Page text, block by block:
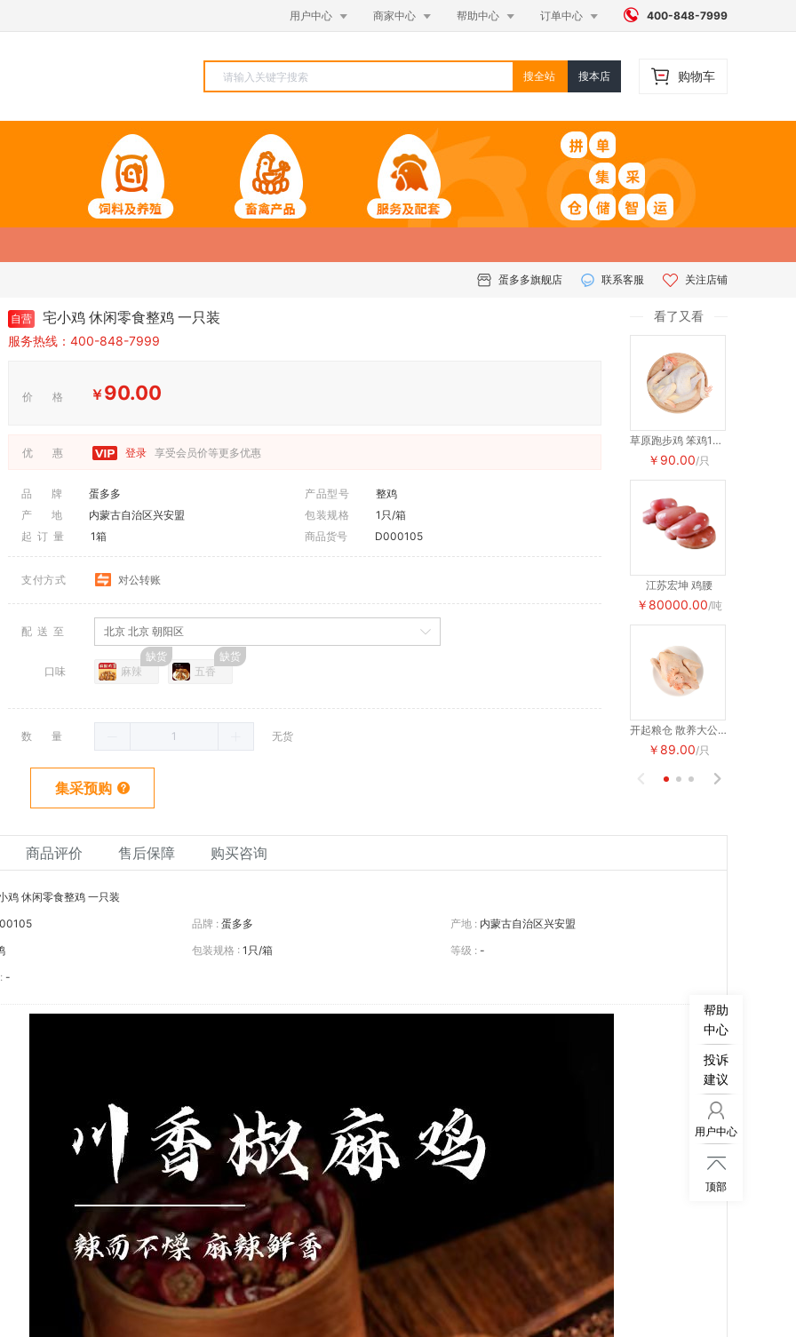
用户中心  商家中心  帮助中心  订单中心   400-848-7999
搜全站 搜本店 购物车
蛋多多旗舰店 联系客服 关注店铺
自营 宅小鸡 休闲零食整鸡 一只装
服务热线：400-848-7999
价 格 ￥90.00
优 惠 登录 享受会员价等更多优惠
品 牌 蛋多多 产品型号
整鸡
产 地
内蒙古自治区兴安盟 包装规格
1只/箱
起 订 量
1箱 商品货号 D000105
支付方式 对公转账
配 送 至 北京 北京 朝阳区
口味 麻辣 五香
数 量 无货
集采预购
看了又看
草原跑步鸡 笨鸡1只装 3斤左右
￥90.00/只
江苏宏坤 鸡腰
￥80000.00/吨
开起粮仓 散养大公鸡 4.5斤左右
￥89.00/只

商品评价 售后保障 购买咨询
鸡 休闲零食整鸡 一只装
品牌 : 蛋多多 产地 : 内蒙古自治区兴安盟
包装规格 : 1只/箱 等级 : -
-
帮助
中心
投诉
建议
用户中心

顶部